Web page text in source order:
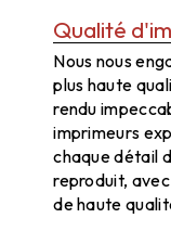
Qualité
Nous nous
plus haute
rendu
imprimeurs
chaque détail
reproduit,
de haute